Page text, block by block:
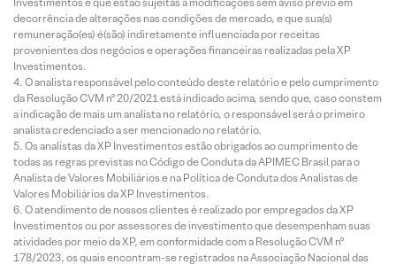
decorrência de alterações nas condições de mercado, e que sua(s)
remuneração(es) é(são) indiretamente influenciada por receitas
provenientes dos negócios e operações financeiras realizadas pela XP
Investimentos.
O analista responsável pelo conteúdo deste relatório e pelo cumprimento
da Resolução CVM nº 20/2021 está indicado acima, sendo que, caso constem
a indicação de mais um analista no relatório, o responsável será o primeiro
analista credenciado a ser mencionado no relatório.
Os analistas da XP Investimentos estão obrigados ao cumprimento de
todas as regras previstas no Código de Conduta da APIMEC Brasil para o
Analista de Valores Mobiliários e na Política de Conduta dos Analistas de
Valores Mobiliários da XP Investimentos.
O atendimento de nossos clientes é realizado por empregados da XP
Investimentos ou por assessores de investimento que desempenham suas
atividades por meio da XP, em conformidade com a Resolução CVM nº
178/2023, os quais encontram-se registrados na Associação Nacional das